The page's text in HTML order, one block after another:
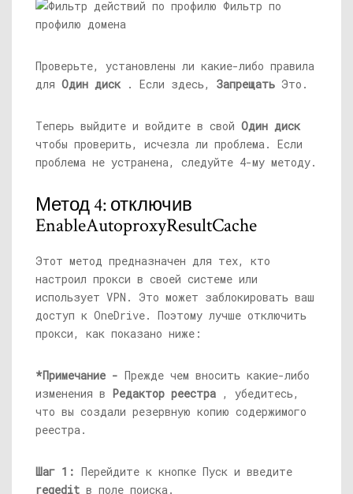
Проверьте, установлены ли какие-либо правила
для Один диск. Если здесь, Запрещать Это.
Теперь выйдите и войдите в свой Один диск
чтобы проверить, исчезла ли проблема. Если
проблема не устранена, следуйте 4-му методу.
Метод 4: отключив
EnableAutoproxyResultCache
Этот метод предназначен для тех, кто
настроил прокси в своей системе или
использует VPN. Это может заблокировать ваш
доступ к OneDrive. Поэтому лучше отключить
прокси, как показано ниже:
*Примечание - Прежде чем вносить какие-либо
изменения в Редактор реестра , убедитесь,
что вы создали резервную копию содержимого
реестра.
Шаг 1: Перейдите к кнопке Пуск и введите
regedit в поле поиска.